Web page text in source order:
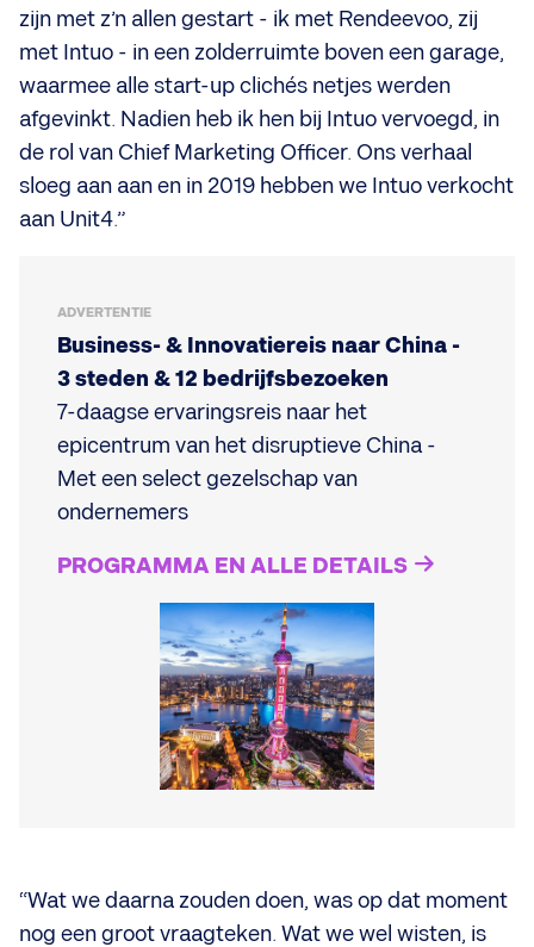
zijn met z’n allen gestart - ik met Rendeevoo, zij
met Intuo - in een zolderruimte boven een garage,
waarmee alle start-up clichés netjes werden
afgevinkt. Nadien heb ik hen bij Intuo vervoegd, in
de rol van Chief Marketing Officer. Ons verhaal
sloeg aan aan en in 2019 hebben we Intuo verkocht
aan Unit4.”
ADVERTENTIE
Business- & Innovatiereis naar China -
3 steden & 12 bedrijfsbezoeken
7-daagse ervaringsreis naar het
epicentrum van het disruptieve China -
Met een select gezelschap van
ondernemers
PROGRAMMA EN ALLE DETAILS
“Wat we daarna zouden doen, was op dat moment
nog een groot vraagteken. Wat we wel wisten, is